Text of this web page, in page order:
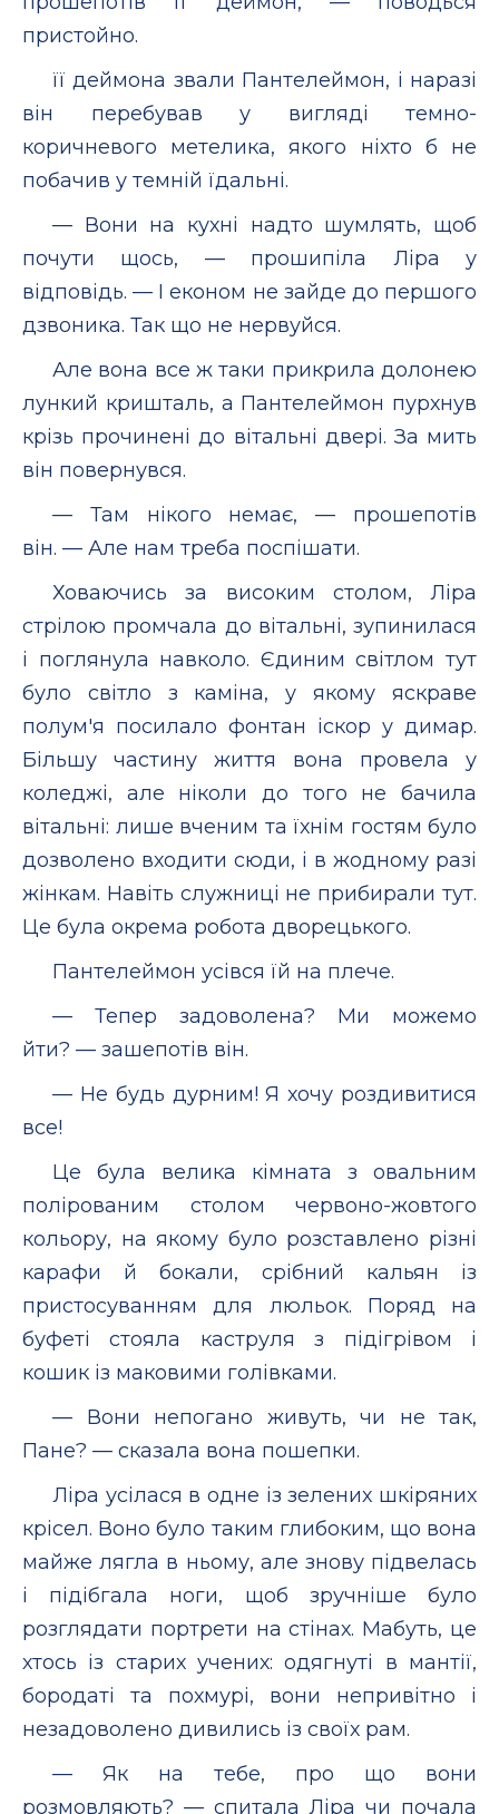
пристойно.
її деймона звали Пантелеймон, і наразі
він перебував у вигляді темно-
коричневого метелика, якого ніхто б не
побачив у темній їдальні.
— Вони на кухні надто шумлять, щоб
почути щось, — прошипіла Ліра у
відповідь. — І економ не зайде до першого
дзвоника. Так що не нервуйся.
Але вона все ж таки прикрила долонею
лункий кришталь, а Пантелеймон пурхнув
крізь прочинені до вітальні двері. За мить
він повернувся.
— Там нікого немає, — прошепотів
він. — Але нам треба поспішати.
Ховаючись за високим столом, Ліра
стрілою промчала до вітальні, зупинилася
і поглянула навколо. Єдиним світлом тут
було світло з каміна, у якому яскраве
полум'я посилало фонтан іскор у димар.
Більшу частину життя вона провела у
коледжі, але ніколи до того не бачила
вітальні: лише вченим та їхнім гостям було
дозволено входити сюди, і в жодному разі
жінкам. Навіть служниці не прибирали тут.
Це була окрема робота дворецького.
Пантелеймон усівся їй на плече.
— Тепер задоволена? Ми можемо
йти? — зашепотів він.
— Не будь дурним! Я хочу роздивитися
все!
Це була велика кімната з овальним
полірованим столом червоно-жовтого
кольору, на якому було розставлено різні
карафи й бокали, срібний кальян із
пристосуванням для люльок. Поряд на
буфеті стояла каструля з підігрівом і
кошик із маковими голівками.
— Вони непогано живуть, чи не так,
Пане? — сказала вона пошепки.
Ліра усілася в одне із зелених шкіряних
крісел. Воно було таким глибоким, що вона
майже лягла в ньому, але знову підвелась
і підібгала ноги, щоб зручніше було
розглядати портрети на стінах. Мабуть, це
хтось із старих учених: одягнуті в мантії,
бородаті та похмурі, вони непривітно і
незадоволено дивились із своїх рам.
— Як на тебе, про що вони
розмовляють? — спитала Ліра чи почала